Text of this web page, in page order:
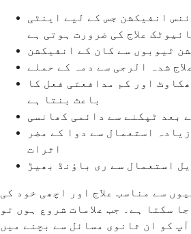
انفیکشن جس کے لیے اینٹی
علاج کی ضرورت ہوتی ہے
ٹیوبوں سے کان کے انفیکشن
شدہ الرجی سے دمہ کے حملے
اور کم مدافعتی فعل کا
باعث بنتا ہے
بعد ٹپکنے سے دائمی کھانسی
استعمال سے دوا کے مضر
اثرات
استعمال سے ری باؤنڈ بھیڑ
سے مناسب علاج اور اچھی خود کی
سکتا ہے۔ جب علامات شروع ہوں تو
کو ان ثانوی مسائل سے بچنے میں